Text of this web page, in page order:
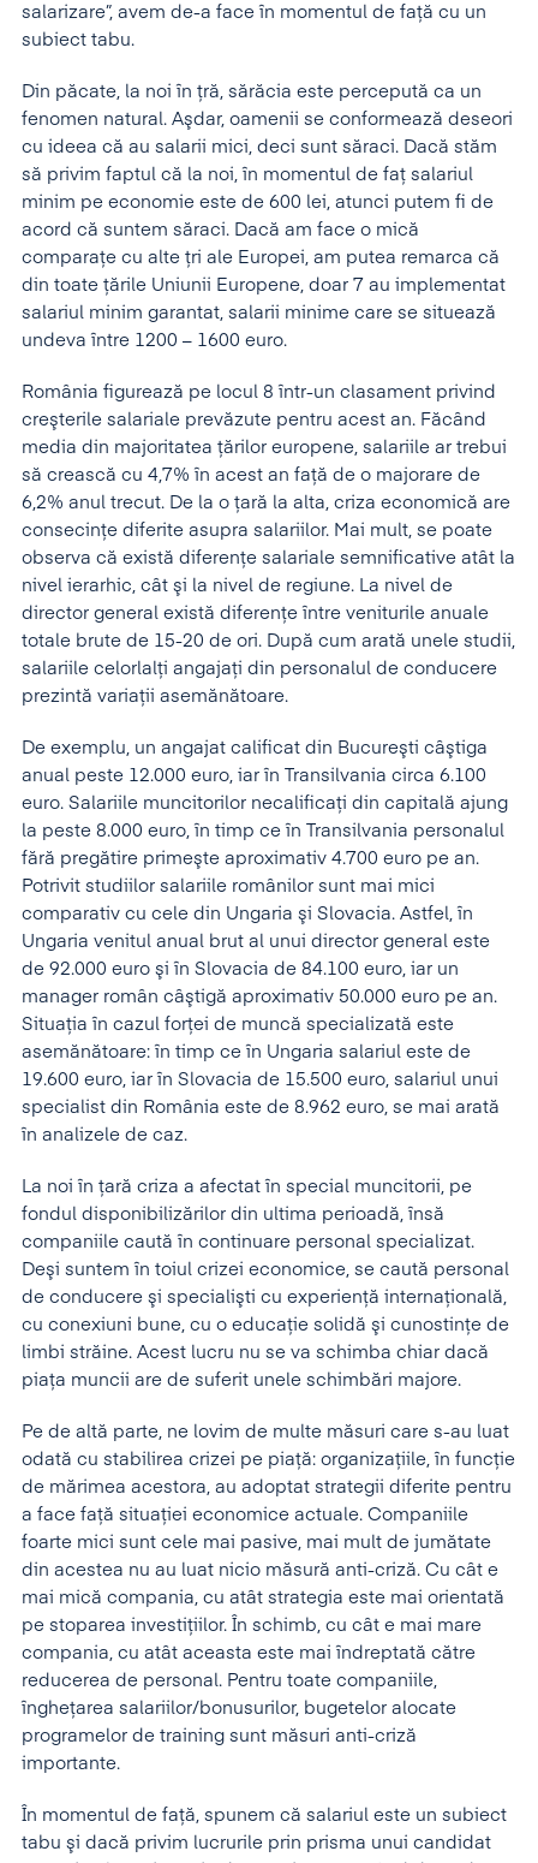
salarizare”, avem de-a face în momentul de faţă cu un
subiect tabu.
Din păcate, la noi în ţră, sărăcia este percepută ca un
fenomen natural. Aşdar, oamenii se conformează deseori
cu ideea că au salarii mici, deci sunt săraci. Dacă stăm
să privim faptul că la noi, în momentul de faţ salariul
minim pe economie este de 600 lei, atunci putem fi de
acord că suntem săraci. Dacă am face o mică
comparaţe cu alte ţri ale Europei, am putea remarca că
din toate ţările Uniunii Europene, doar 7 au implementat
salariul minim garantat, salarii minime care se situează
undeva între 1200 – 1600 euro.
România figurează pe locul 8 într-un clasament privind
creşterile salariale prevăzute pentru acest an. Făcând
media din majoritatea ţărilor europene, salariile ar trebui
să crească cu 4,7% în acest an faţă de o majorare de
6,2% anul trecut. De la o ţară la alta, criza economică are
consecinţe diferite asupra salariilor. Mai mult, se poate
observa că există diferenţe salariale semnificative atât la
nivel ierarhic, cât şi la nivel de regiune. La nivel de
director general există diferenţe între veniturile anuale
totale brute de 15-20 de ori. După cum arată unele studii,
salariile celorlalţi angajaţi din personalul de conducere
prezintă variaţii asemănătoare.
De exemplu, un angajat calificat din Bucureşti câştiga
anual peste 12.000 euro, iar în Transilvania circa 6.100
euro. Salariile muncitorilor necalificaţi din capitală ajung
la peste 8.000 euro, în timp ce în Transilvania personalul
fără pregătire primeşte aproximativ 4.700 euro pe an.
Potrivit studiilor salariile românilor sunt mai mici
comparativ cu cele din Ungaria şi Slovacia. Astfel, în
Ungaria venitul anual brut al unui director general este
de 92.000 euro şi în Slovacia de 84.100 euro, iar un
manager român câştigă aproximativ 50.000 euro pe an.
Situaţia în cazul forţei de muncă specializată este
asemănătoare: în timp ce în Ungaria salariul este de
19.600 euro, iar în Slovacia de 15.500 euro, salariul unui
specialist din România este de 8.962 euro, se mai arată
în analizele de caz.
La noi în ţară criza a afectat în special muncitorii, pe
fondul disponibilizărilor din ultima perioadă, însă
companiile caută în continuare personal specializat.
Deşi suntem în toiul crizei economice, se caută personal
de conducere şi specialişti cu experienţă internaţională,
cu conexiuni bune, cu o educaţie solidă şi cunostinţe de
limbi străine. Acest lucru nu se va schimba chiar dacă
piaţa muncii are de suferit unele schimbări majore.
Pe de altă parte, ne lovim de multe măsuri care s-au luat
odată cu stabilirea crizei pe piaţă: organizaţiile, în funcţie
de mărimea acestora, au adoptat strategii diferite pentru
a face faţă situaţiei economice actuale. Companiile
foarte mici sunt cele mai pasive, mai mult de jumătate
din acestea nu au luat nicio măsură anti-criză. Cu cât e
mai mică compania, cu atât strategia este mai orientată
pe stoparea investiţiilor. În schimb, cu cât e mai mare
compania, cu atât aceasta este mai îndreptată către
reducerea de personal. Pentru toate companiile,
îngheţarea salariilor/bonusurilor, bugetelor alocate
programelor de training sunt măsuri anti-criză
importante.
În momentul de faţă, spunem că salariul este un subiect
tabu şi dacă privim lucrurile prin prisma unui candidat